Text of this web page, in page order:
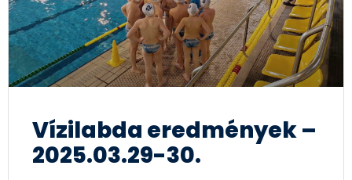
Vízilabda eredmények –
2025.03.29-30.